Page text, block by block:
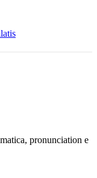
pronunciation e